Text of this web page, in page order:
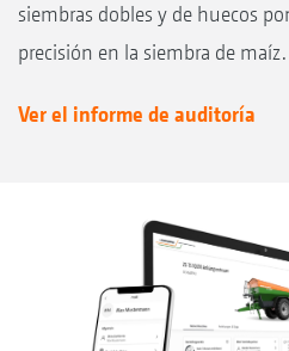
siembras dobles y de huecos
precisión en la siembra de maíz.
Ver el informe de auditoría